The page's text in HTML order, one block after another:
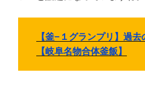
【釜−１グランプリ】過
【岐阜名物合体釜飯】